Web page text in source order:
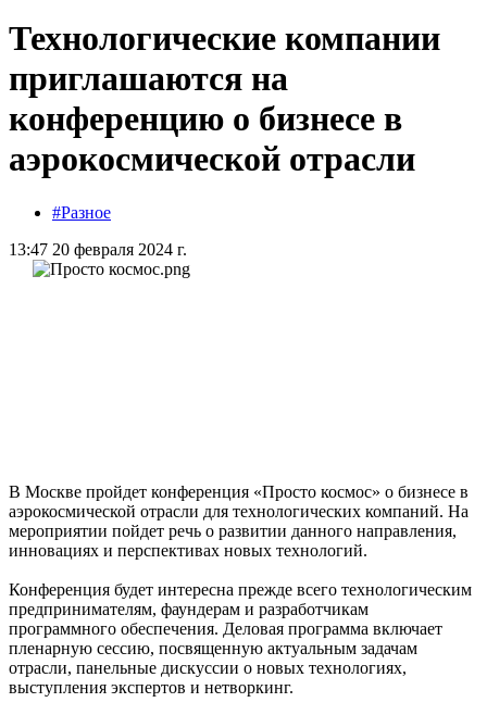
Технологические компании
приглашаются на
конференцию о бизнесе в
аэрокосмической отрасли
#Разное
13:47 20 февраля 2024 г.
В Москве пройдет конференция «Просто космос» о бизнесе в
аэрокосмической отрасли для технологических компаний. На
мероприятии пойдет речь о развитии данного направления,
инновациях и перспективах новых технологий.
Конференция будет интересна прежде всего технологическим
предпринимателям, фаундерам и разработчикам
программного обеспечения. Деловая программа включает
пленарную сессию, посвященную актуальным задачам
отрасли, панельные дискуссии о новых технологиях,
выступления экспертов и нетворкинг.